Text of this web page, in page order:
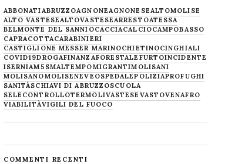
ABBONATIABRUZZOAGNONEAGNONESEALTOMOLISE
ALTO VASTESEALTOVASTESEARRESTOATESSA
BELMONTE DEL SANNIOCACCIACALCIOCAMPOBASSO
CAPRACOTTACARABINIERI
CASTIGLIONE MESSER MARINOCHIETINOCINGHIALI
COVID19DROGAFINANZAFORESTALE FURTOINCIDENTE
ISERNIAM5SMALTEMPOMIGRANTIMOLISANI
MOLISANOMOLISENEVE OSPEDALEPOLIZIAPROFUGHI
SANITÀSCHIAVI DI ABRUZZOSCUOLA
SELECONTROLLOTERMOLIVASTESE VASTOVENAFRO
VIABILITÀVIGILI DEL FUOCO
COMMENTI RECENTI